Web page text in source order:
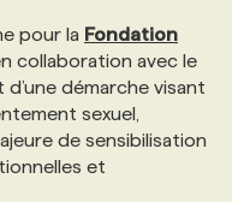
pour la Fondation
collaboration avec le
d’une démarche visant
sexuel,
de sensibilisation
et